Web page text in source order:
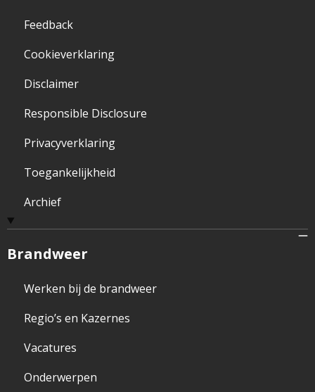
Feedback
Cookieverklaring
Disclaimer
Responsible Disclosure
Privacyverklaring
Toegankelijkheid
Archief
Brandweer
Werken bij de brandweer
Regio’s en Kazernes
Vacatures
Onderwerpen